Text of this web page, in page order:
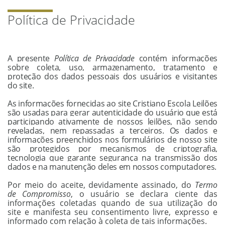
Política de Privacidade
A presente Política de Privacidadecontém informações
sobre coleta, uso, armazenamento, tratamento e
proteção dos dados pessoais dos usuários e visitantes
do site.
As informações fornecidas ao site Cristiano Escola Leilões
são usadas para gerar autenticidade do usuário que está
participando ativamente de nossos leilões, não sendo
reveladas, nem repassadas a terceiros. Os dados e
informações preenchidos nos formulários de nosso site
são protegidos por mecanismos de criptografia,
tecnologia que garante segurança na transmissão dos
dados e na manutenção deles em nossos computadores.
Por meio do aceite, devidamente assinado, do Termo
de Compromisso, o usuário se declara ciente das
informações coletadas quando de sua utilização do
site e manifesta seu consentimento livre, expresso e
informado com relação à coleta de tais informações.